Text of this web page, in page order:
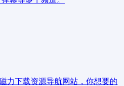
力下载资源导航网站，你想要的